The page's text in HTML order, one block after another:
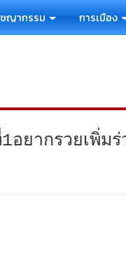
ญากรรม การเมือง
1อยากรวยเ